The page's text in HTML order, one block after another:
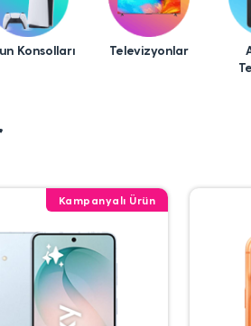
Konsolları Televizyonlar
Kampanyalı Ürün